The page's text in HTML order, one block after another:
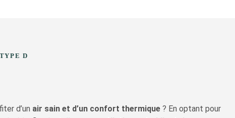
D
d’un air sain et d’un confort thermique ? En optant pour